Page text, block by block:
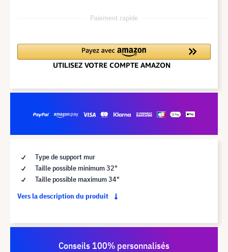
Paiement rapide
Type de support mur
Taille possible minimum 32"
Taille possible maximum 34"
Vers la description du produit
Conseils 100% personnalisés